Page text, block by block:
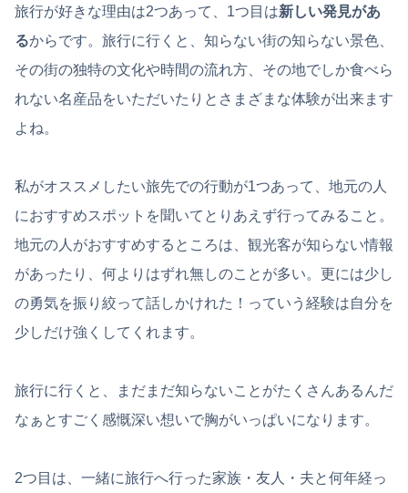
旅行が好きな理由は2つあって、1つ目は新しい発見があ
るからです。旅行に行くと、知らない街の知らない景色、
その街の独特の文化や時間の流れ方、その地でしか食べら
れない名産品をいただいたりとさまざまな体験が出来ます
よね。
私がオススメしたい旅先での行動が1つあって、地元の人
におすすめスポットを聞いてとりあえず行ってみること。
地元の人がおすすめするところは、観光客が知らない情報
があったり、何よりはずれ無しのことが多い。更には少し
の勇気を振り絞って話しかけれた！っていう経験は自分を
少しだけ強くしてくれます。
旅行に行くと、まだまだ知らないことがたくさんあるんだ
なぁとすごく感慨深い想いで胸がいっぱいになります。
2つ目は、一緒に旅行へ行った家族・友人・夫と何年経っ